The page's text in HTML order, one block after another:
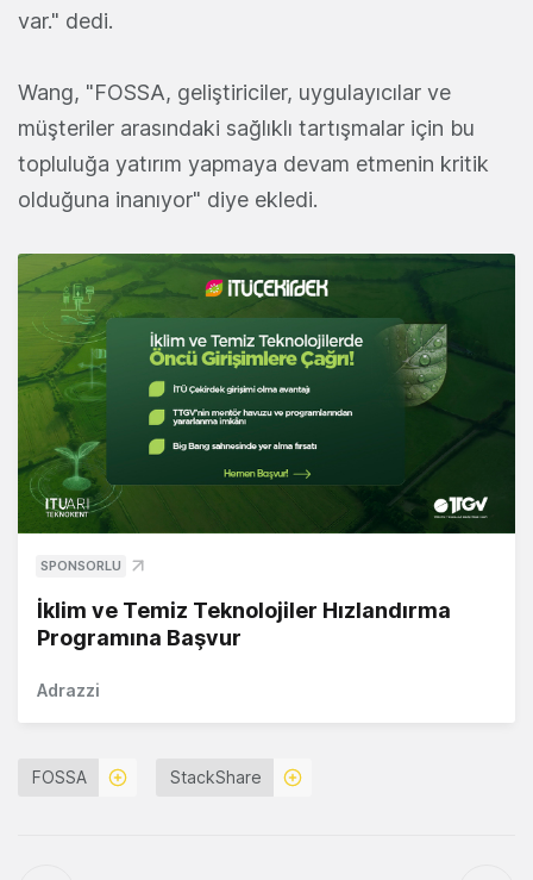
var." dedi.
Wang, "FOSSA, geliştiriciler, uygulayıcılar ve
müşteriler arasındaki sağlıklı tartışmalar için bu
topluluğa yatırım yapmaya devam etmenin kritik
olduğuna inanıyor" diye ekledi.
SPONSORLU
İklim ve Temiz Teknolojiler Hızlandırma
Programına Başvur
Adrazzi
FOSSA StackShare